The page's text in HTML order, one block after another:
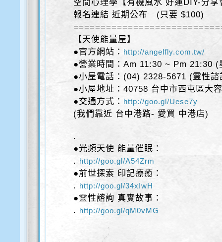
空間心理學【有機風水 好運DIY-分享
報名連結 近期公布 (只要 $100)
【天使能量屋】
●官方網站： http://angelfly.com.tw/
●營業時間：Am 11:30 ~ Pm 21:30 (
●小屋電話：(04) 2328-5671 (靈性
●小屋地址：40758 台中市西屯區大
●交通方式： http://goo.gl/Uese7y
(我們靠近 台中港路- 愛買 中港店)
.
●光頻天使 能量催眠：
. http://goo.gl/A54Zrm
●前世探索 印記療癒：
. http://goo.gl/34xIwH
●靈性諮詢 真實故事：
. http://goo.gl/qM0vMG